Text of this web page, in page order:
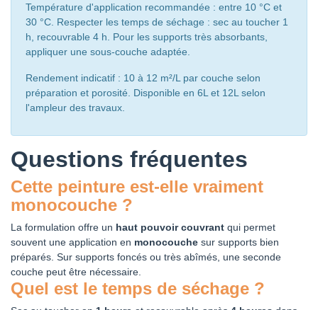
Température d'application recommandée : entre 10 °C et
30 °C. Respecter les temps de séchage : sec au toucher 1
h, recouvrable 4 h. Pour les supports très absorbants,
appliquer une sous-couche adaptée.
Rendement indicatif : 10 à 12 m²/L par couche selon
préparation et porosité. Disponible en 6L et 12L selon
l'ampleur des travaux.
Questions fréquentes
Cette peinture est-elle vraiment
monocouche ?
La formulation offre un haut pouvoir couvrant qui permet
souvent une application en monocouche sur supports bien
préparés. Sur supports foncés ou très abîmés, une seconde
couche peut être nécessaire.
Quel est le temps de séchage ?